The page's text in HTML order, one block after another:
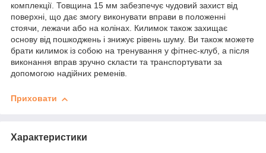
комплекції. Товщина 15 мм забезпечує чудовий захист від
поверхні, що дає змогу виконувати вправи в положенні
стоячи, лежачи або на колінах. Килимок також захищає
основу від пошкоджень і знижує рівень шуму. Ви також можете
брати килимок із собою на тренування у фітнес-клуб, а після
виконання вправ зручно скласти та транспортувати за
допомогою надійних ременів.
Приховати
Характеристики